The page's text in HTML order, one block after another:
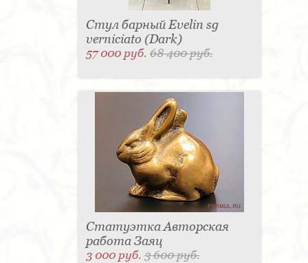
Стул барный Evelin sg
verniciato (Dark)
57 000 руб.68 400 руб.
Статуэтка Авторская
работа Заяц
3 000 руб.3 600 руб.